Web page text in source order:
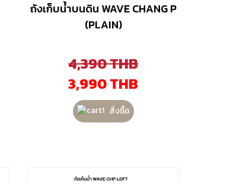
ถังเก็บน้ำบนดิน WAVE CHANG P
(PLAIN)
4,390THB
3,990THB
สั่งซื้อ